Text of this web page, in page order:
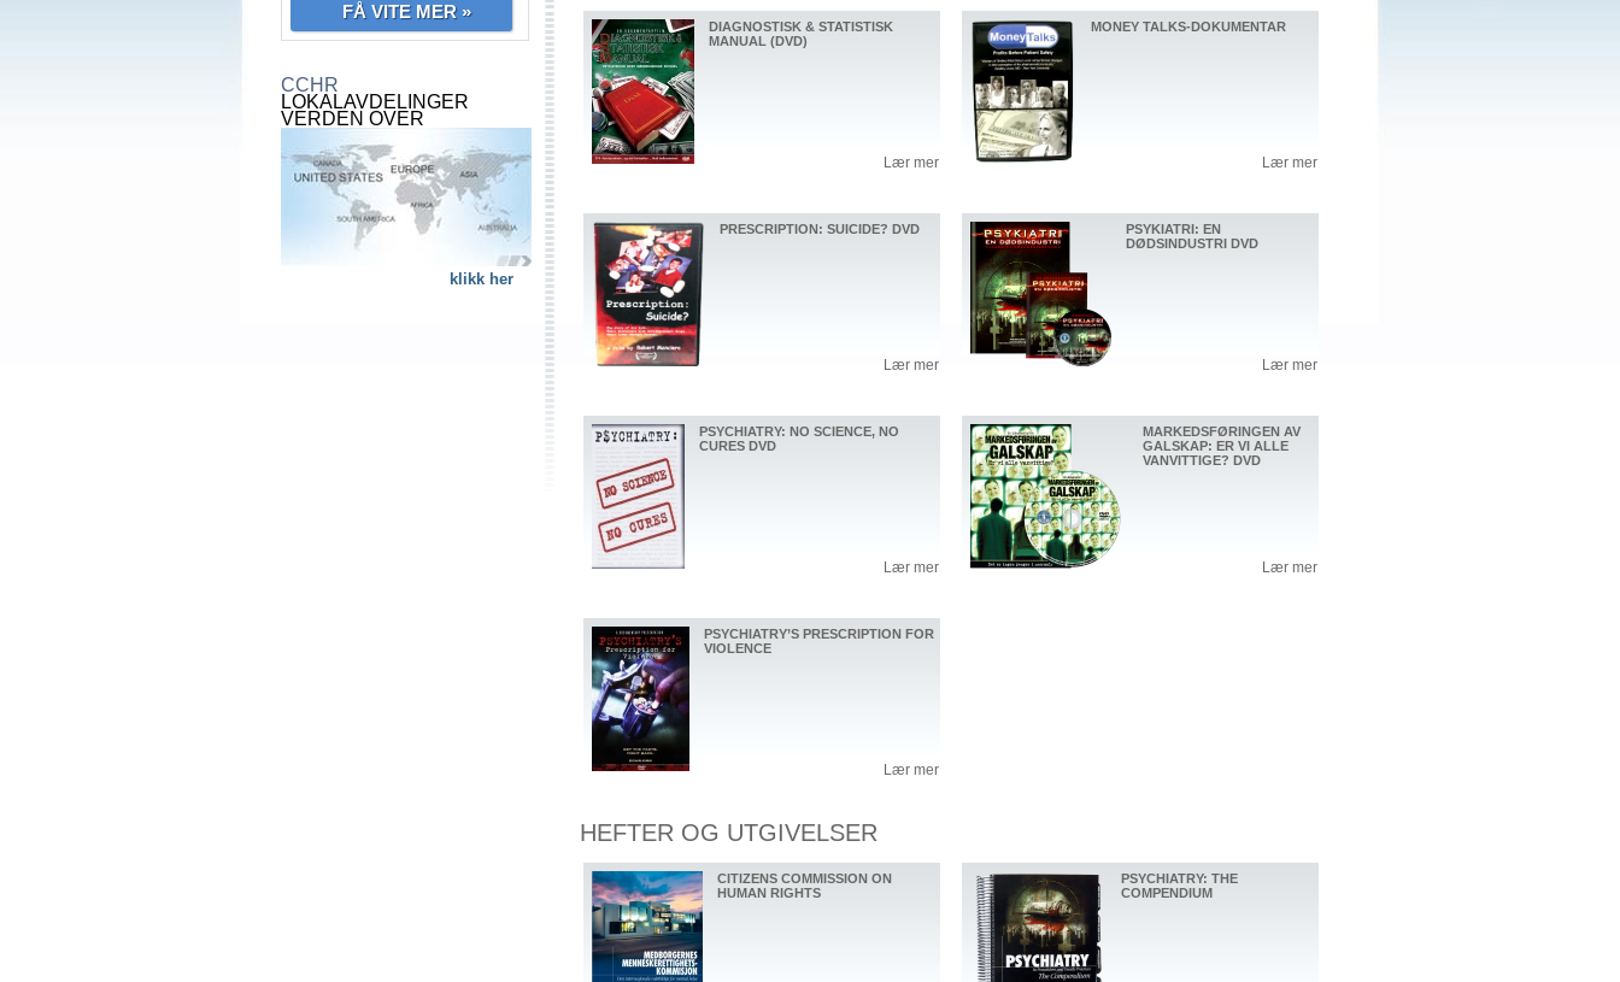
FÅ VITE MER »
CCHR
LOKALAVDELINGER
VERDEN OVER
klikk her
DIAGNOSTISK & STATISTISK
MANUAL (DVD)
Lær mer
MONEY TALKS-DOKUMENTAR
Lær mer
PRESCRIPTION: SUICIDE? DVD
Lær mer
PSYKIATRI: EN
DØDSINDUSTRI DVD
Lær mer
PSYCHIATRY: NO SCIENCE, NO
CURES DVD
Lær mer
MARKEDSFØRINGEN AV
GALSKAP: ER VI ALLE
VANVITTIGE? DVD
Lær mer
PSYCHIATRY’S PRESCRIPTION FOR
VIOLENCE
Lær mer
HEFTER OG UTGIVELSER
CITIZENS COMMISSION ON
HUMAN RIGHTS
PSYCHIATRY: THE
COMPENDIUM